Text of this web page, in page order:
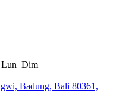
Lun–Dim
Badung, Bali 80361,